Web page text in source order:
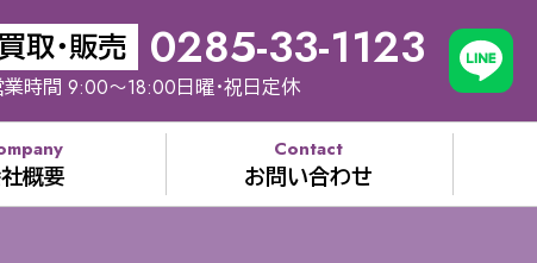
取・販売 0285-33-1123
業時間 9:00～18:00日曜・祝日定休
概要
Contact
お問い合わせ